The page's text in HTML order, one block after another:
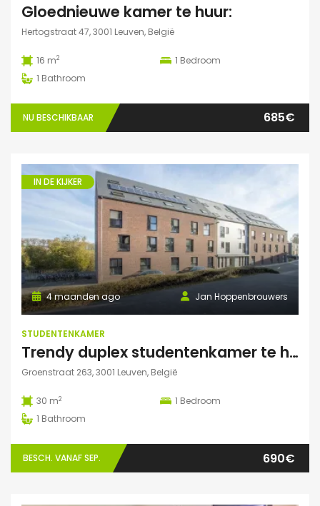
Gloednieuwe kamer te huur:
Hertogstraat 47, 3001 Leuven, België
16 m2 1 Bedroom
1 Bathroom
NU BESCHIKBAAR 685€
IN DE KIJKER
Jan Hoppenbrouwers
4 maanden ago
STUDENTENKAMER
Trendy duplex studentenkamer te huur met grote zonnige tuin, grote polyvalente ruimte (chillen, spelletjes…) en fietsenberging
Groenstraat 263, 3001 Leuven, België
30 m2 1 Bedroom
1 Bathroom
BESCH. VANAF SEP. 690€